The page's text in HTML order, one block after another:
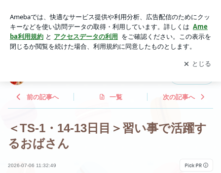
をがんばるママのブログ
アプリをダウンロードして ブログの更新通知
を受け取りまし
ょう。
開く
前の記事へ 一覧 次の記事へ
＜TS-1・14-13日目＞習い事で活躍す
るおばさん
2026-07-06 11:32:49